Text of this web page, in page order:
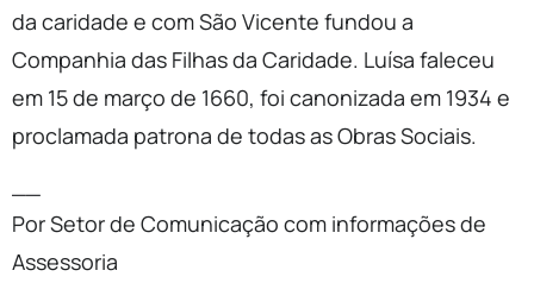
da caridade e com São Vicente fundou a
Companhia das Filhas da Caridade. Luísa faleceu
em 15 de março de 1660, foi canonizada em 1934 e
proclamada patrona de todas as Obras Sociais.
Por Setor de Comunicação com informações de
Assessoria